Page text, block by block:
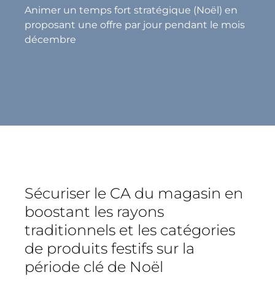
Animer un temps fort stratégique (Noël) en
proposant une offre par jour pendant le mois
décembre
Sécuriser le CA du magasin en
boostant les rayons
traditionnels et les catégories
de produits festifs sur la
période clé de Noël